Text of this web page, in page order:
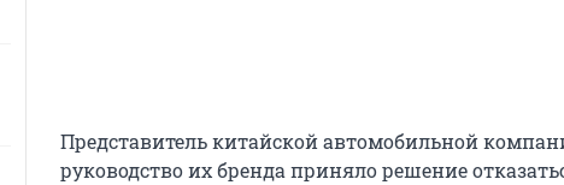
Представитель китайской автомобильной
руководство их бренда приняло решение